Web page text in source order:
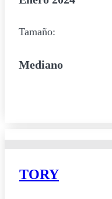
Tamaño:
Mediano
TORY